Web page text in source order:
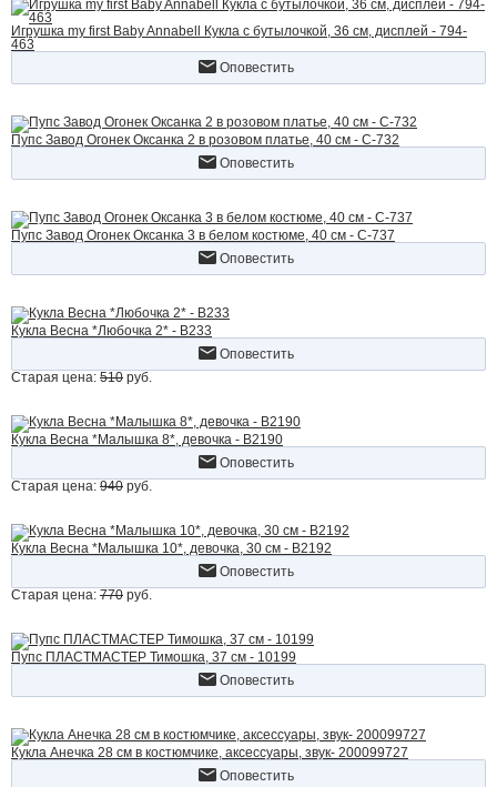
Игрушка my first Baby Annabell Кукла с бутылочкой, 36 см, дисплей - 794-
463
Оповестить
Пупс Завод Огонек Оксанка 2 в розовом платье, 40 см - С-732
Оповестить
Пупс Завод Огонек Оксанка 3 в белом костюме, 40 см - С-737
Оповестить
Кукла Весна *Любочка 2* - В233
Оповестить
Старая цена: 510 руб.
Кукла Весна *Малышка 8*, девочка - В2190
Оповестить
Старая цена: 940 руб.
Кукла Весна *Малышка 10*, девочка, 30 см - В2192
Оповестить
Старая цена: 770 руб.
Пупс ПЛАСТМАСТЕР Тимошка, 37 см - 10199
Оповестить
Кукла Анечка 28 см в костюмчике, аксессуары, звук- 200099727
Оповестить